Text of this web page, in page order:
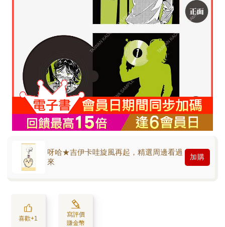
呀哈★吉伊卡哇旋風再起，精選周邊看過
來
加購
喜歡+1
寫評價
賺金幣